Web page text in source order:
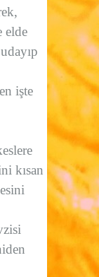
elde
işte
kısan